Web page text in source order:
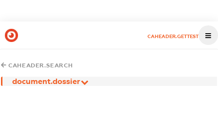
CAHEADER.GETTEST
CAHEADER.SEARCH
document.dossier